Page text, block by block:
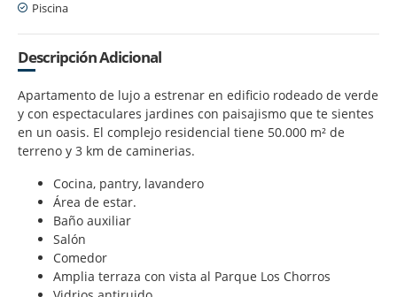
Piscina
Descripción Adicional
Apartamento de lujo a estrenar en edificio rodeado de verde
y con espectaculares jardines con paisajismo que te sientes
en un oasis. El complejo residencial tiene 50.000 m² de
terreno y 3 km de caminerias.
Cocina, pantry, lavandero
Área de estar.
Baño auxiliar
Salón
Comedor
Amplia terraza con vista al Parque Los Chorros